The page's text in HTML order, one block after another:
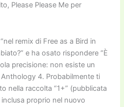
Please Please Me per
remix di Free as a Bird in
e ha osato rispondere “È
precisione: non esiste un
4. Probabilmente ti
nella raccolta “1+” (pubblicata
proprio nel nuovo